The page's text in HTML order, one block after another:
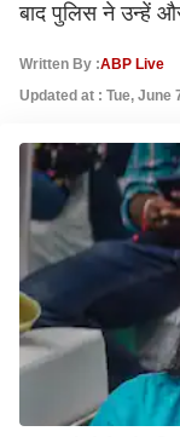
बाद पुलिस ने उन्हें
Written By :ABP Live
Updated at : Tue, June